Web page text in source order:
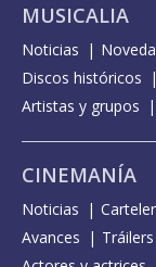
MUSICALIA
Noticias
Discos históricos
Artistas y grupos
CINEMANÍA
Noticias
Avances
Tráilers